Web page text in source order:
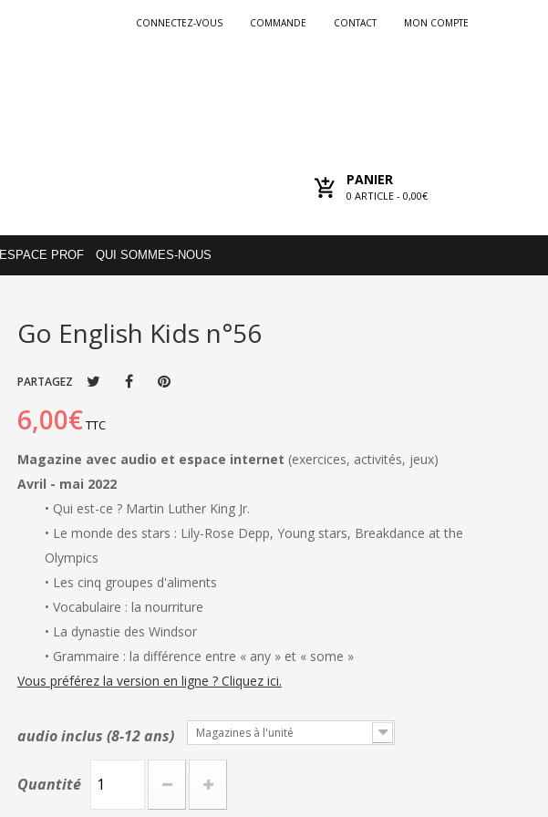
MON COMPTE
CONTACT
COMMANDE
CONNECTEZ-VOUS
PANIER
0 ARTICLE - 0,00€
ESPACE PROF QUI SOMMES-NOUS
Go English Kids n°56
PARTAGEZ
6,00€TTC
Magazine avec audio et espace internet (exercices, activités, jeux)
Avril - mai 2022
• Qui est-ce ? Martin Luther King Jr.
• Le monde des stars : Lily-Rose Depp, Young stars, Breakdance at the
Olympics
• Les cinq groupes d'aliments
• Vocabulaire : la nourriture
• La dynastie des Windsor
• Grammaire : la différence entre « any » et « some »
Vous préférez la version en ligne ? Cliquez ici.
audio inclus (8-12 ans) Magazines à l'unité
Quantité